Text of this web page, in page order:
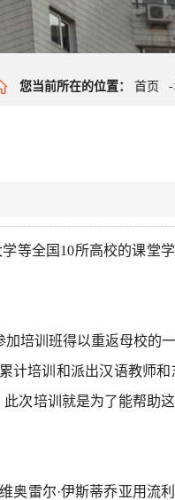
您当前所在的位置： 首页 -
等全国10所高校的课堂
培训班得以重返母校的
计培训和派出汉语教师和
次培训就是为了能帮助
雷尔·伊斯蒂乔亚用流利